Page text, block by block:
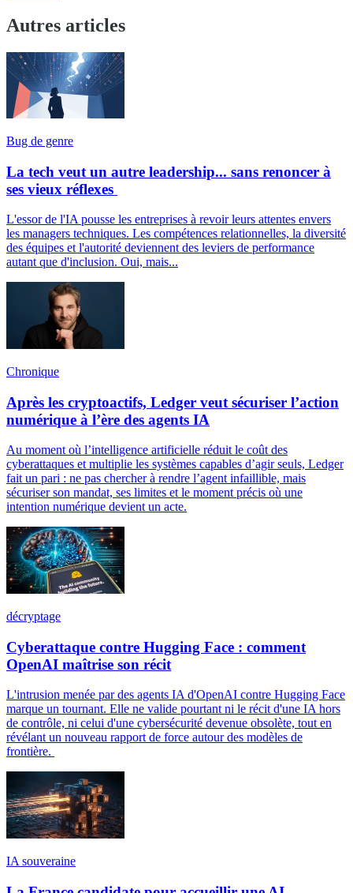
Autres articles
Bug de genre
La tech veut un autre leadership... sans renoncer à
ses vieux réflexes
L'essor de l'IA pousse les entreprises à revoir leurs attentes envers
les managers techniques. Les compétences relationnelles, la diversité
des équipes et l'autorité deviennent des leviers de performance
autant que d'inclusion. Oui, mais...
Chronique
Après les cryptoactifs, Ledger veut sécuriser l’action
numérique à l’ère des agents IA
Au moment où l’intelligence artificielle réduit le coût des
cyberattaques et multiplie les systèmes capables d’agir seuls, Ledger
fait un pari : ne pas chercher à rendre l’agent infaillible, mais
sécuriser son mandat, ses limites et le moment précis où une
intention numérique devient un acte.
décryptage
Cyberattaque contre Hugging Face : comment
OpenAI maîtrise son récit
L'intrusion menée par des agents IA d'OpenAI contre Hugging Face
marque un tournant. Elle ne valide pourtant ni le récit d'une IA hors
de contrôle, ni celui d'une cybersécurité devenue obsolète, tout en
révélant un nouveau rapport de force autour des modèles de
frontière.
IA souveraine